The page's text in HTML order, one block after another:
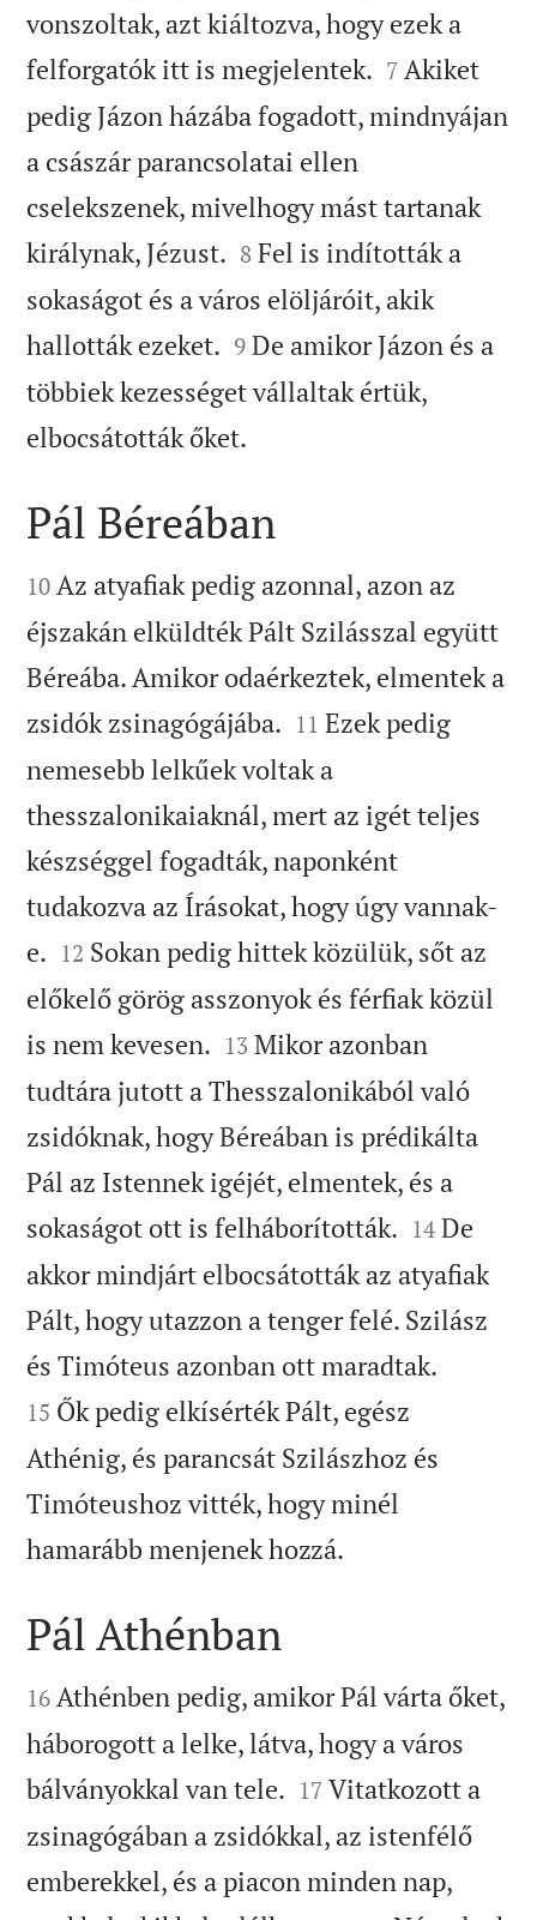
vonszoltak, azt kiáltozva, hogy ezek a
felforgatók itt is megjelentek. 

7 Akiket
pedig Jázon házába fogadott, mindnyájan
a császár parancsolatai ellen
cselekszenek, mivelhogy mást tartanak
királynak, Jézust. 

8 Fel is indították a
sokaságot és a város elöljáróit, akik
hallották ezeket. 

9 De amikor Jázon és a
többiek kezességet vállaltak értük,
elbocsátották őket.

Pál Béreában

10 Az atyafiak pedig azonnal, azon az
éjszakán elküldték Pált Szilásszal együtt
Béreába. Amikor odaérkeztek, elmentek a
zsidók zsinagógájába. 

11 Ezek pedig
nemesebb lelkűek voltak a
thesszalonikaiaknál, mert az igét teljes
készséggel fogadták, naponként
tudakozva az Írásokat, hogy úgy vannak-
e. 

12 Sokan pedig hittek közülük, sőt az
előkelő görög asszonyok és férfiak közül
is nem kevesen. 

13 Mikor azonban
tudtára jutott a Thesszalonikából való
zsidóknak, hogy Béreában is prédikálta
Pál az Istennek igéjét, elmentek, és a
sokaságot ott is felháborították. 

14 De
akkor mindjárt elbocsátották az atyafiak
Pált, hogy utazzon a tenger felé. Szilász
és Timóteus azonban ott maradtak.
15 Ők pedig elkísérték Pált, egész
Athénig, és parancsát Szilászhoz és
Timóteushoz vitték, hogy minél
hamarább menjenek hozzá.

Pál Athénban

16 Athénben pedig, amikor Pál várta őket,
háborogott a lelke, látva, hogy a város
bálványokkal van tele. 

17 Vitatkozott a
zsinagógában a zsidókkal, az istenfélő
emberekkel, és a piacon minden nap,